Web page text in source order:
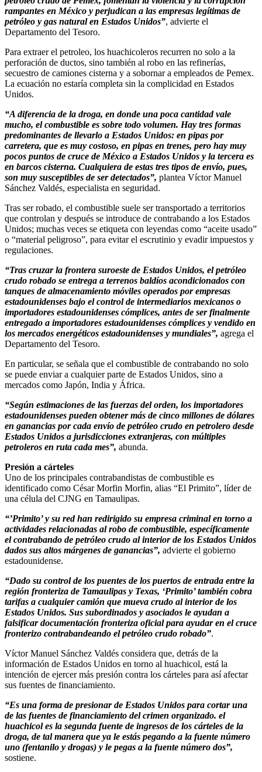
rampantes en México y perjudican a las empresas legítimas de
petróleo y gas natural en Estados Unidos”, advierte el
Departamento del Tesoro.
Para extraer el petroleo, los huachicoleros recurren no solo a la
perforación de ductos, sino también al robo en las refinerías,
secuestro de camiones cisterna y a sobornar a empleados de Pemex.
La ecuación no estaría completa sin la complicidad en Estados
Unidos.
“A diferencia de la droga, en donde una poca cantidad vale
mucho, el combustible es sobre todo volumen. Hay tres formas
predominantes de llevarlo a Estados Unidos: en pipas por
carretera, que es muy costoso, en pipas en trenes, pero hay muy
pocos puntos de cruce de México a Estados Unidos y la tercera es
en barcos cisterna. Cualquiera de estas tres tipos de envío, pues,
son muy susceptibles de ser detectados”, plantea Víctor Manuel
Sánchez Valdés, especialista en seguridad.
Tras ser robado, el combustible suele ser transportado a territorios
que controlan y después se introduce de contrabando a los Estados
Unidos; muchas veces se etiqueta con leyendas como “aceite usado”
o “material peligroso”, para evitar el escrutinio y evadir impuestos y
regulaciones.
“Tras cruzar la frontera suroeste de Estados Unidos, el petróleo
crudo robado se entrega a terrenos baldíos acondicionados con
tanques de almacenamiento móviles operados por empresas
estadounidenses bajo el control de intermediarios mexicanos o
importadores estadounidenses cómplices, antes de ser finalmente
entregado a importadores estadounidenses cómplices y vendido en
los mercados energéticos estadounidenses y mundiales”, agrega el
Departamento del Tesoro.
En particular, se señala que el combustible de contrabando no solo
se puede enviar a cualquier parte de Estados Unidos, sino a
mercados como Japón, India y África.
“Según estimaciones de las fuerzas del orden, los importadores
estadounidenses pueden obtener más de cinco millones de dólares
en ganancias por cada envío de petróleo crudo en petrolero desde
Estados Unidos a jurisdicciones extranjeras, con múltiples
petroleros en ruta cada mes”, abunda.
Presión a cárteles
Uno de los principales contrabandistas de combustible es
identificado como César Morfin Morfin, alias “El Primito”, líder de
una célula del CJNG en Tamaulipas.
“’Primito’ y su red han redirigido su empresa criminal en torno a
actividades relacionadas al robo de combustible, específicamente
el contrabando de petróleo crudo al interior de los Estados Unidos
dados sus altos márgenes de ganancias”, advierte el gobierno
estadounidense.
“Dado su control de los puentes de los puertos de entrada entre la
región fronteriza de Tamaulipas y Texas, ‘Primito’ también cobra
tarifas a cualquier camión que mueva crudo al interior de los
Estados Unidos. Sus subordinados y asociados le ayudan a
falsificar documentación fronteriza oficial para ayudar en el cruce
fronterizo contrabandeando el petróleo crudo robado”.
Víctor Manuel Sánchez Valdés considera que, detrás de la
información de Estados Unidos en torno al huachicol, está la
intención de ejercer más presión contra los cárteles para así afectar
sus fuentes de financiamiento.
“Es una forma de presionar de Estados Unidos para cortar una
de las fuentes de financiamiento del crimen organizado. el
huachicol es la segunda fuente de ingresos de los cárteles de la
droga, de tal manera que ya le estás pegando a la fuente número
uno (fentanilo y drogas) y le pegas a la fuente número dos”,
sostiene.